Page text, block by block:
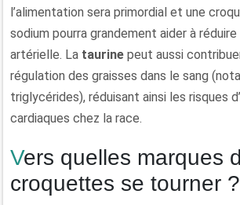
l’alimentation sera primordial et une
sodium pourra grandement aider à
artérielle. La taurine peut aussi
régulation des graisses dans le sang
triglycérides), réduisant ainsi les risques
cardiaques chez la race.
Vers quelles marques de
croquettes se tourner ?